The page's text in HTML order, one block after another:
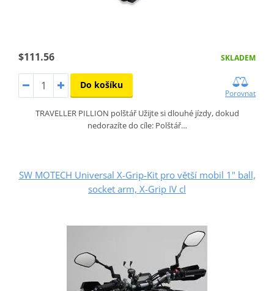
$111.56 SKLADEM
Do košíku
Porovnat
TRAVELLER PILLION polštář Užijte si dlouhé jízdy, dokud
nedorazíte do cíle: Polštář…
SW MOTECH Universal X-Grip-Kit pro větší mobil 1" ball,
socket arm, X-Grip IV cl